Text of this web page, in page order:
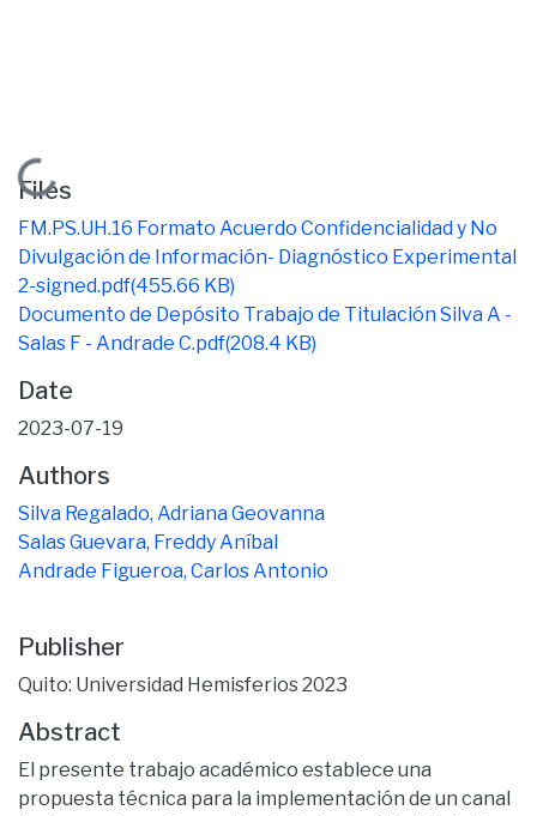
Loading...
Files
FM.PS.UH.16 Formato Acuerdo Confidencialidad y No
Divulgación de Información- Diagnóstico Experimental
2-signed.pdf(455.66 KB)
Documento de Depósito Trabajo de Titulación Silva A -
Salas F - Andrade C.pdf(208.4 KB)
Date
2023-07-19
Authors
Silva Regalado, Adriana Geovanna
Salas Guevara, Freddy Aníbal
Andrade Figueroa, Carlos Antonio
Publisher
Quito: Universidad Hemisferios 2023
Abstract
El presente trabajo académico establece una
propuesta técnica para la implementación de un canal